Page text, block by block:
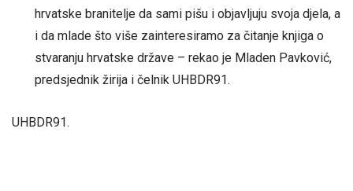
hrvatske branitelje da sami pišu i objavljuju svoja djela, a
i da mlade što više zainteresiramo za čitanje knjiga o
stvaranju hrvatske države – rekao je Mladen Pavković,
predsjednik žirija i čelnik UHBDR91.
UHBDR91.